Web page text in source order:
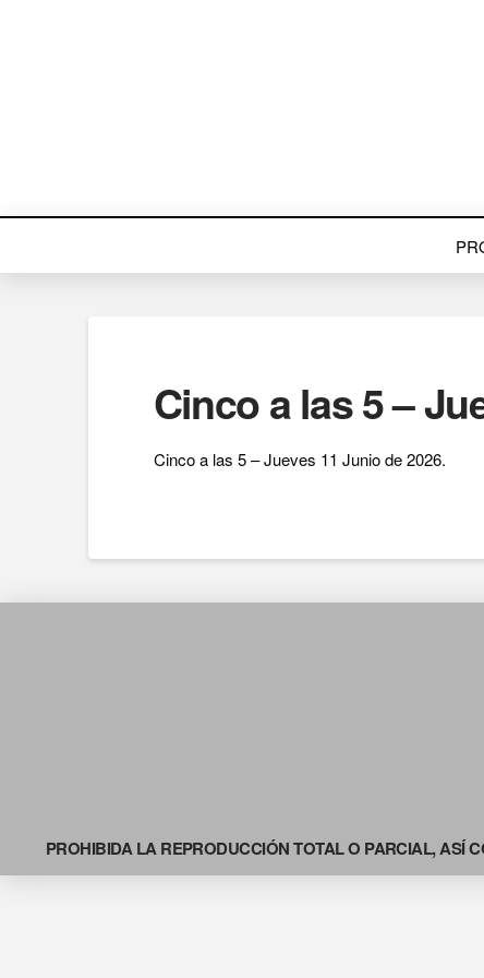
Cinco a las 5 –
Cinco a las 5 – Jueves 11 Junio de 2026.
PROHIBIDA LA REPRODUCCIÓN TOTAL O PARCIAL, ASÍ